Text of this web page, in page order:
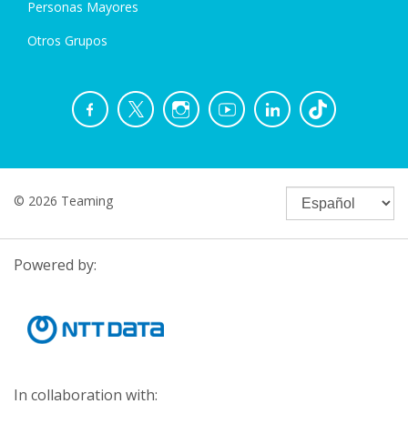
Personas Mayores
Otros Grupos
© 2026 Teaming
Powered by:
In collaboration with: